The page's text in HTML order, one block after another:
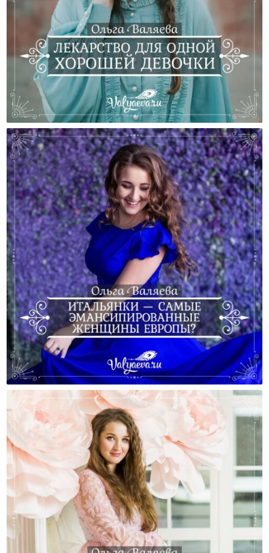
Лекарство Для Одной Хорошей Девочки
Итальянки — Самые Эмансипированные Женщины
Европы?